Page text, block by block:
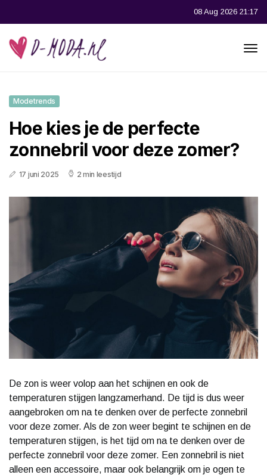
08 Aug 2026 21:17
Modetrends
Hoe kies je de perfecte
zonnebril voor deze zomer?
17 juni 2025 2 min leestijd
De zon is weer volop aan het schijnen en ook de
temperaturen stijgen langzamerhand. De tijd is dus weer
aangebroken om na te denken over de perfecte zonnebril
voor deze zomer. Als de zon weer begint te schijnen en de
temperaturen stijgen, is het tijd om na te denken over de
perfecte zonnebril voor deze zomer. Een zonnebril is niet
alleen een accessoire, maar ook belangrijk om je ogen te